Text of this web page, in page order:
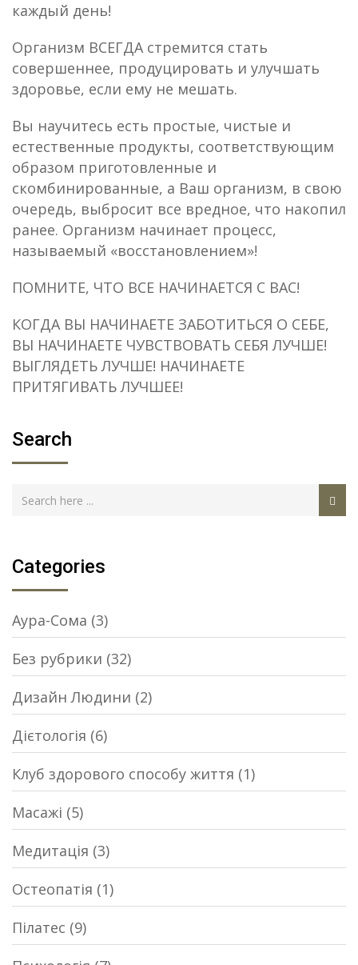
каждый день!
Организм ВСЕГДА стремится стать
совершеннее, продуцировать и улучшать
здоровье, если ему не мешать.
Вы научитесь есть простые, чистые и
естественные продукты, соответствующим
образом приготовленные и
скомбинированные, а Ваш организм, в свою
очередь, выбросит все вредное, что накопил
ранее. Организм начинает процесс,
называемый «восстановлением»!
ПОМНИТЕ, ЧТО ВСЕ НАЧИНАЕТСЯ С ВАС!
КОГДА ВЫ НАЧИНАЕТЕ ЗАБОТИТЬСЯ О СЕБЕ,
ВЫ НАЧИНАЕТЕ ЧУВСТВОВАТЬ СЕБЯ ЛУЧШЕ!
ВЫГЛЯДЕТЬ ЛУЧШЕ! НАЧИНАЕТЕ
ПРИТЯГИВАТЬ ЛУЧШЕЕ!
Search
Categories
Аура-Сома (3)
Без рубрики (32)
Дизайн Людини (2)
Дієтологія (6)
Клуб здорового способу життя (1)
Масажі (5)
Медитація (3)
Остеопатія (1)
Пілатес (9)